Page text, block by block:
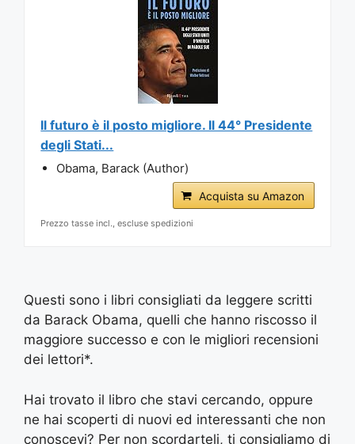
Il futuro è il posto migliore. Il 44° Presidente
degli Stati...
Obama, Barack (Author)
Acquista su Amazon
Prezzo tasse incl., escluse spedizioni
Questi sono i libri consigliati da leggere scritti
da Barack Obama, quelli che hanno riscosso il
maggiore successo e con le migliori recensioni
dei lettori*.
Hai trovato il libro che stavi cercando, oppure
ne hai scoperti di nuovi ed interessanti che non
conoscevi? Per non scordarteli, ti consigliamo di